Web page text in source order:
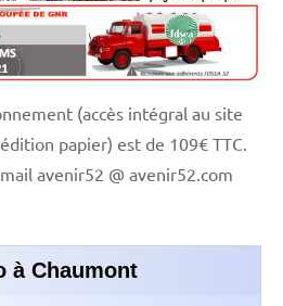
(accès intégral au site
papier) est de 109€ TTC.
avenir52 @ avenir52.com
à Chaumont